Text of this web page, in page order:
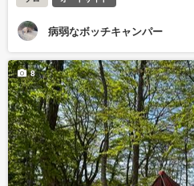
病弱なボッチキャンパー
8